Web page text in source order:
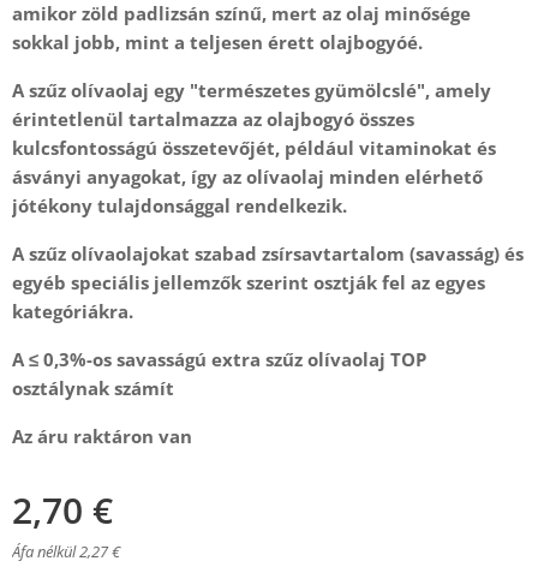
amikor zöld padlizsán színű, mert az olaj minősége
sokkal jobb, mint a teljesen érett olajbogyóé.
A szűz olívaolaj egy "természetes gyümölcslé", amely
érintetlenül tartalmazza az olajbogyó összes
kulcsfontosságú összetevőjét, például vitaminokat és
ásványi anyagokat, így az olívaolaj minden elérhető
jótékony tulajdonsággal rendelkezik.
A szűz olívaolajokat szabad zsírsavtartalom (savasság) és
egyéb speciális jellemzők szerint osztják fel az egyes
kategóriákra.
A ≤ 0,3%-os savasságú extra szűz olívaolaj TOP
osztálynak számít
Az áru raktáron van
2,70 €
Áfa nélkül 2,27 €